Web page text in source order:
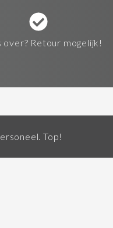
over? Retour mogelijk!
Top!